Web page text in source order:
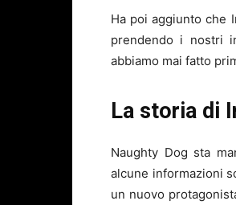
Ha poi aggiunto che
prendendo i nostri
abbiamo mai fatto
La storia di
Naughty Dog sta
alcune informazioni
un nuovo